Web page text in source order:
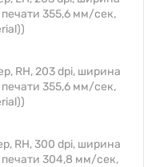
печати 355,6 мм/сек,
RH, 203 dpi, ширина
печати 355,6 мм/сек,
RH, 300 dpi, ширина
печати 304,8 мм/сек,